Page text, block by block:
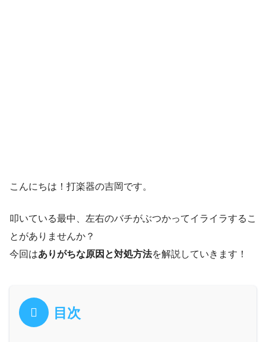
こんにちは！打楽器の吉岡です。
叩いている最中、左右のバチがぶつかってイライラするこ
とがありませんか？
今回はありがちな原因と対処方法を解説していきます！
目次